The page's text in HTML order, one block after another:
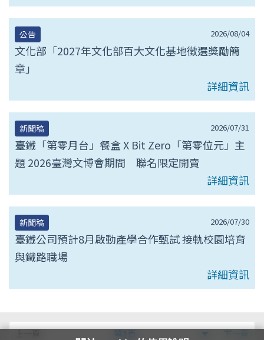
2026/08/04
公告
文化部「2027年文化部百大文化基地徵選獎勵簡
章」
詳細資訊
2026/07/31
新聞稿
臺鐵「第零月台」餐盒 X Bit Zero「第零位元」主
題 2026臺灣文博會期間 聯名限定開賣
詳細資訊
2026/07/30
新聞稿
臺鐵公司預計8月啟動產學合作甄試 接軌校園培育
與鐵路職場
詳細資訊
上一頁 第
第1頁
下一頁